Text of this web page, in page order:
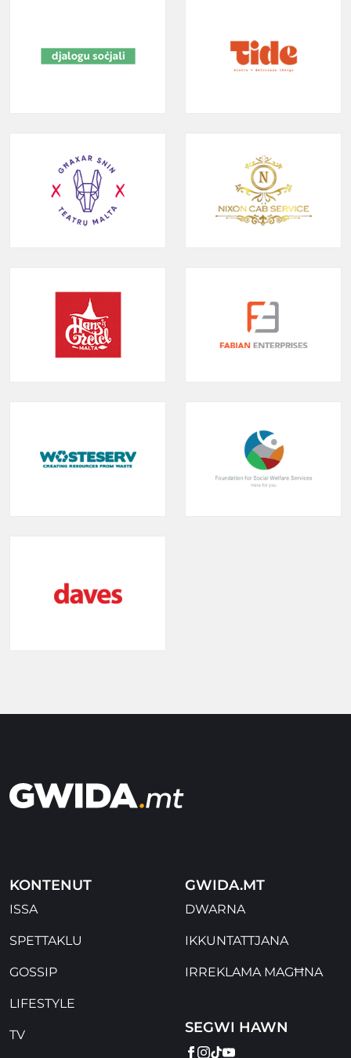
KONTENUT
ISSA
SPETTAKLU
GOSSIP
LIFESTYLE
TV
GWIDA.MT
DWARNA
IKKUNTATTJANA
IRREKLAMA MAGĦNA
SEGWI HAWN
FACEBOOK
INSTAGRAM
TIKTOK
YOUTUBE